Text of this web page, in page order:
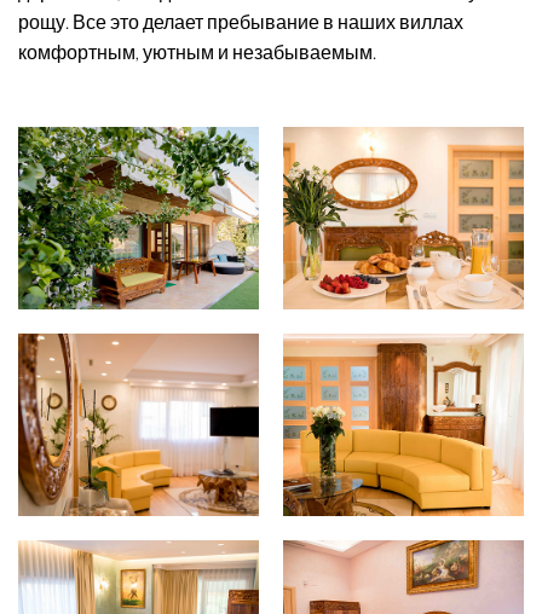
рощу. Все это делает пребывание в наших виллах
комфортным, уютным и незабываемым.